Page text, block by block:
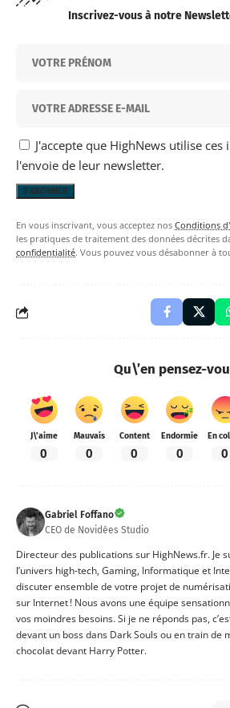
Inscrivez-vous à notre
J'accepte que HighNews utilise
l'envoie de leur newsletter.
En vous inscrivant, vous acceptez nos Conditions
les pratiques de traitement des données décrites
confidentialité. Vous pouvez vous désabonner à
Qu\’en pensez-
J\'aime
0
Mauvais
0
Content
0
Endormie
0
En
0
Gabriel Foffano
CEO de Novidées Studio
Directeur des publications sur HighNews.fr. Je
l’univers high-tech, Gaming, Informatique et
discuter ensemble de votre projet de
sur Internet ! Nous avons une équipe
vos moindres besoins. Si je ne réponds pas,
devant un boss dans Dark Souls ou en train de
chocolat devant Harry Potter.